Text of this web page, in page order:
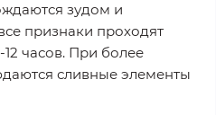
зудом и
признаки проходят
часов. При более
сливные элементы